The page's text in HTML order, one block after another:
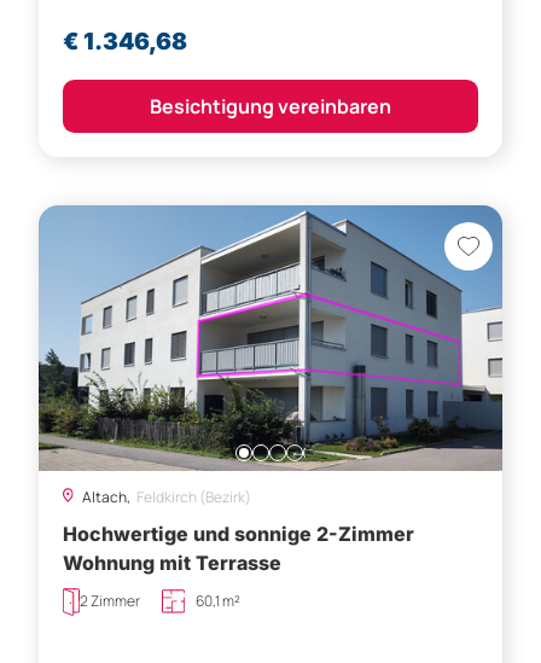
€ 1.346,68
Besichtigung vereinbaren
Altach, Feldkirch (Bezirk)
Hochwertige und sonnige 2-Zimmer
Wohnung mit Terrasse
2 Zimmer 60,1 m²